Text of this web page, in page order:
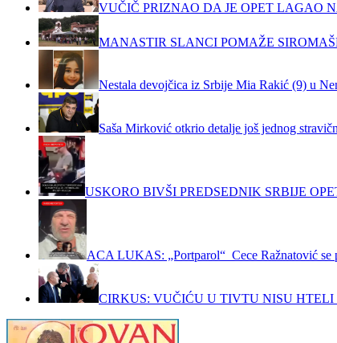
VUČIČ PRIZNAO DA JE OPET LAGAO
MANASTIR SLANCI POMAŽE
Nestala devojčica iz Srbije Mia Rakić (9) u
Saša Mirković otkrio detalje još jednog
USKORO BIVŠI PREDSEDNIK SRBIJE
ACA LUKAS: „Portparol“ Cece Ražnatović
CIRKUS: VUČIĆU U TIVTU NISU